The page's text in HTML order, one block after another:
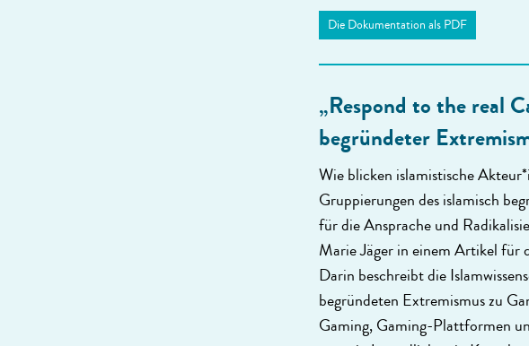
Die Dokumentation als PDF
„Respond to the real
begründeter
Wie blicken islamistische
Gruppierungen des islamisch
für die Ansprache und
Marie Jäger in einem Artikel für
Darin beschreibt die
begründeten Extremismus zu
Gaming, Gaming-Plattformen